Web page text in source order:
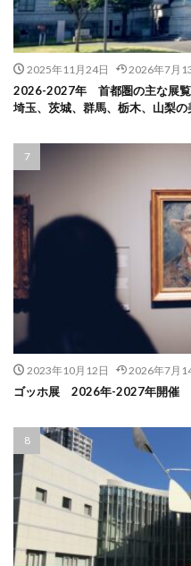
2025年11月24日 2026年7月
2026-2027年 首都圏の主な展覧
埼玉、茨城、群馬、栃木、山梨の
2023年10月12日 2026年7月
ゴッホ展 2026年-2027年開催